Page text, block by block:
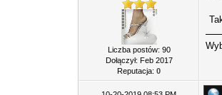
Liczba postów: 90
Dołączył: Feb 2017
Reputacja:0